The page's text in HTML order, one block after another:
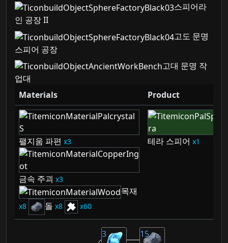
스피어라
인 공장 II
고도 문명
스피어 공장
고대 문명 작
업대
Materials
Product
팰지움 파편 3
금속 주괴 3
목재
8 돌 8 60
테라 스피어 1
15
3